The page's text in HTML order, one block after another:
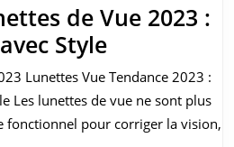
de
raffinement
de Vue 2023 :
StyleTendances
Lunettes
de
Vue
Lunettes Vue Tendance 2023 :
Les lunettes de vue ne sont plus
fonctionnel pour corriger la vision,